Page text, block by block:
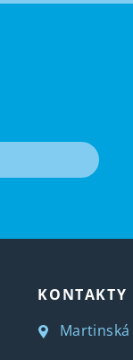
KONTAKTY
Martinská